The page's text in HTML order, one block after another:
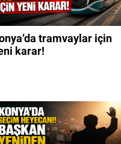
tramvaylar için
karar!